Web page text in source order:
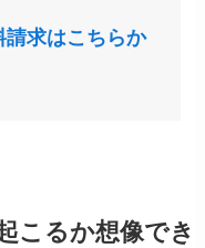
求はこちらか
こるか想像でき